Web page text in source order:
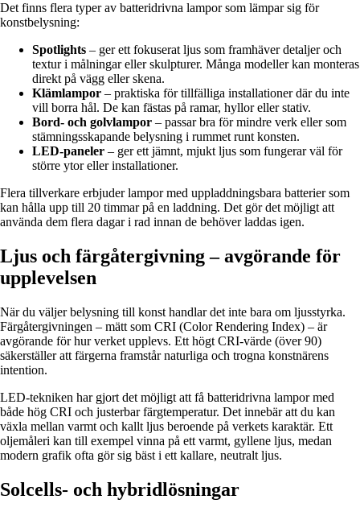
Det finns flera typer av batteridrivna lampor som lämpar sig för
konstbelysning:
Spotlights – ger ett fokuserat ljus som framhäver detaljer och
textur i målningar eller skulpturer. Många modeller kan monteras
direkt på vägg eller skena.
Klämlampor – praktiska för tillfälliga installationer där du inte
vill borra hål. De kan fästas på ramar, hyllor eller stativ.
Bord- och golvlampor – passar bra för mindre verk eller som
stämningsskapande belysning i rummet runt konsten.
LED-paneler – ger ett jämnt, mjukt ljus som fungerar väl för
större ytor eller installationer.
Flera tillverkare erbjuder lampor med uppladdningsbara batterier som
kan hålla upp till 20 timmar på en laddning. Det gör det möjligt att
använda dem flera dagar i rad innan de behöver laddas igen.
Ljus och färgåtergivning – avgörande för
upplevelsen
När du väljer belysning till konst handlar det inte bara om ljusstyrka.
Färgåtergivningen – mätt som CRI (Color Rendering Index) – är
avgörande för hur verket upplevs. Ett högt CRI-värde (över 90)
säkerställer att färgerna framstår naturliga och trogna konstnärens
intention.
LED-tekniken har gjort det möjligt att få batteridrivna lampor med
både hög CRI och justerbar färgtemperatur. Det innebär att du kan
växla mellan varmt och kallt ljus beroende på verkets karaktär. Ett
oljemåleri kan till exempel vinna på ett varmt, gyllene ljus, medan
modern grafik ofta gör sig bäst i ett kallare, neutralt ljus.
Solcells- och hybridlösningar